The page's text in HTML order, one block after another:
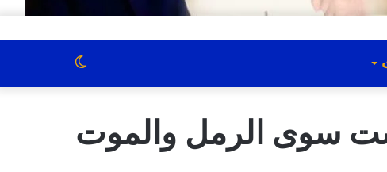
الوضع
سوى الرمل والموت